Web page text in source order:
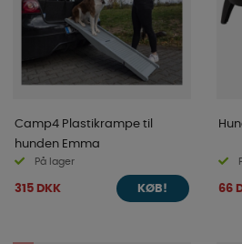
Camp4 Plastikrampe til
hunden Emma
På lager
315 DKK KØB! 66